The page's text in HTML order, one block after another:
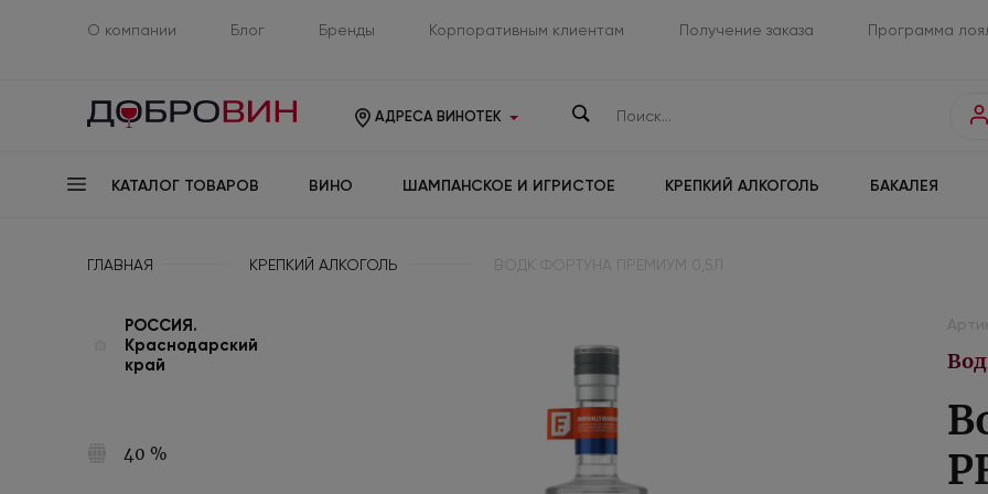
О компании Блог Бренды Корпоративным клиентам Получение заказа Программа
АДРЕСА ВИНОТЕК
КАТАЛОГ ТОВАРОВ ВИНО ШАМПАНСКОЕ И ИГРИСТОЕ КРЕПКИЙ АЛКОГОЛЬ БАКАЛЕЯ
ГЛАВНАЯ КРЕПКИЙ АЛКОГОЛЬ
РОССИЯ.
Краснодарский
край
40 %